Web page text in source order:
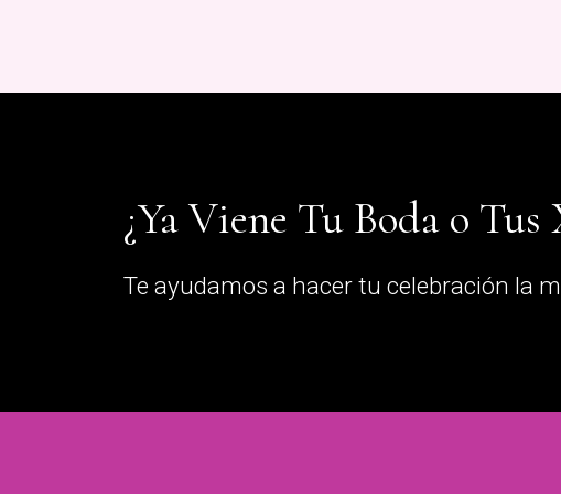
¿Ya Viene Tu Boda o
Te ayudamos a hacer tu celebración la